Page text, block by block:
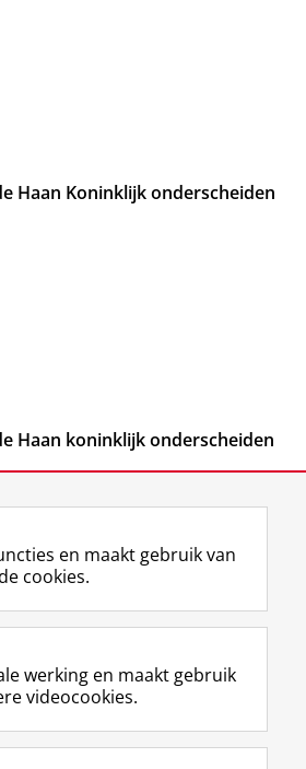
Haan Koninklijk onderscheiden
Haan koninklijk onderscheiden
F
a
e
b
o
L
i
k
e
I
R
S
-
f
e
I
n
t
r
Y
o
T
e
en maakt gebruik van
cookies.
werking en maakt gebruik
videocookies.